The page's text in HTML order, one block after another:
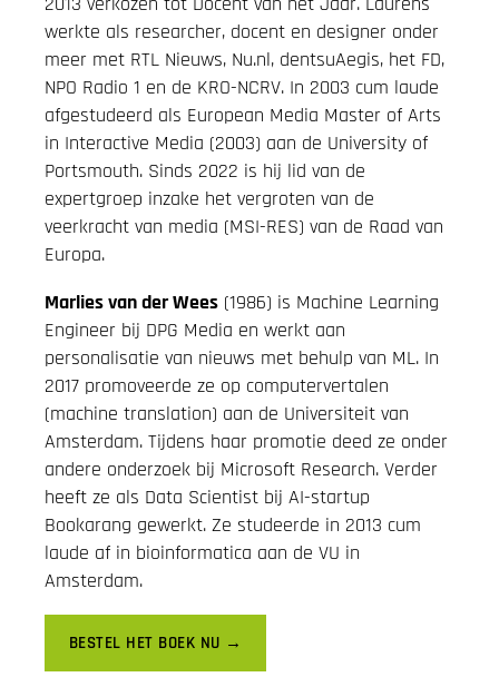
werkte als researcher, docent en designer onder
meer met RTL Nieuws, Nu.nl, dentsuAegis, het FD,
NPO Radio 1 en de KRO-NCRV. In 2003 cum laude
afgestudeerd als European Media Master of Arts
in Interactive Media (2003) aan de University of
Portsmouth. Sinds 2022 is hij lid van de
expertgroep inzake het vergroten van de
veerkracht van media (MSI-RES) van de Raad van
Europa.
Marlies van der Wees (1986) is Machine Learning
Engineer bij DPG Media en werkt aan
personalisatie van nieuws met behulp van ML. In
2017 promoveerde ze op computervertalen
(machine translation) aan de Universiteit van
Amsterdam. Tijdens haar promotie deed ze onder
andere onderzoek bij Microsoft Research. Verder
heeft ze als Data Scientist bij AI-startup
Bookarang gewerkt. Ze studeerde in 2013 cum
laude af in bioinformatica aan de VU in
Amsterdam.
BESTEL HET BOEK NU →